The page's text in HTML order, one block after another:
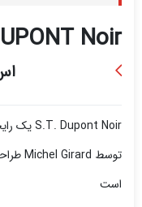
Noir
توسط Michel Girard
است